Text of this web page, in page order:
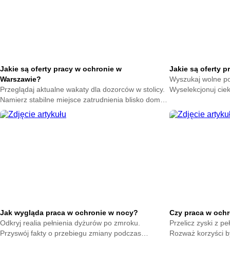
Jakie są oferty pracy w ochronie w
Warszawie?
Przeglądaj aktualne wakaty dla dozorców w stolicy.
Namierz stabilne miejsce zatrudnienia blisko domu.
Wykorzystaj szansę na szybki rozwój w branży.
Jakie są oferty
Wyszukaj wolne
Wyselekcjonuj
Jak wygląda praca w ochronie w nocy?
Odkryj realia pełnienia dyżurów po zmroku.
Przyswój fakty o przebiegu zmiany podczas
Czy praca w
Przelicz zyski z
Rozważ korzyści